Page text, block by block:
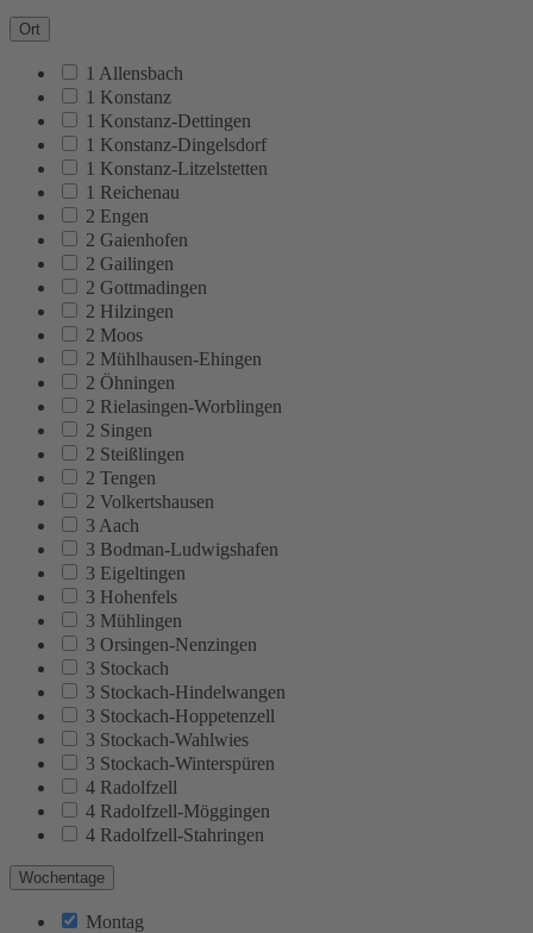
Ort
1 Allensbach
1 Konstanz
1 Konstanz-Dettingen
1 Konstanz-Dingelsdorf
1 Konstanz-Litzelstetten
1 Reichenau
2 Engen
2 Gaienhofen
2 Gailingen
2 Gottmadingen
2 Hilzingen
2 Moos
2 Mühlhausen-Ehingen
2 Öhningen
2 Rielasingen-Worblingen
2 Singen
2 Steißlingen
2 Tengen
2 Volkertshausen
3 Aach
3 Bodman-Ludwigshafen
3 Eigeltingen
3 Hohenfels
3 Mühlingen
3 Orsingen-Nenzingen
3 Stockach
3 Stockach-Hindelwangen
3 Stockach-Hoppetenzell
3 Stockach-Wahlwies
3 Stockach-Winterspüren
4 Radolfzell
4 Radolfzell-Möggingen
4 Radolfzell-Stahringen
Wochentage
Montag